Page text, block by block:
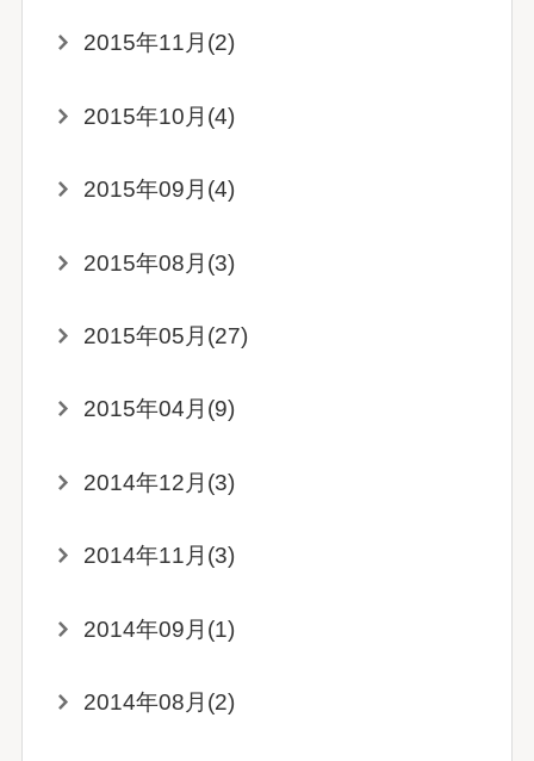
2015年11月(2)
2015年10月(4)
2015年09月(4)
2015年08月(3)
2015年05月(27)
2015年04月(9)
2014年12月(3)
2014年11月(3)
2014年09月(1)
2014年08月(2)